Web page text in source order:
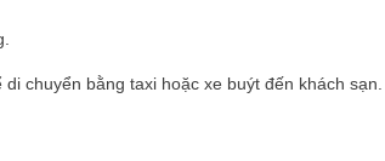
chuyển bằng taxi hoặc xe buýt đến khách sạn.